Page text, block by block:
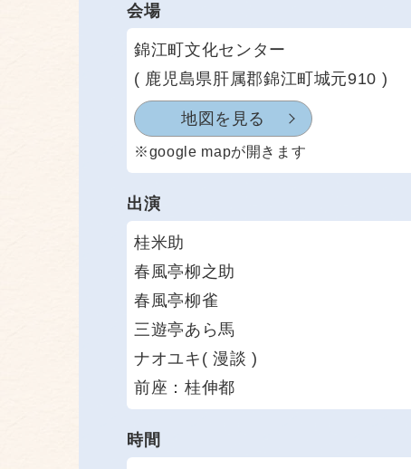
会場
錦江町文化センター
( 鹿児島県肝属郡錦江町城元910 )
地図を見る
※google mapが開きます
出演
桂米助
春風亭柳之助
春風亭柳雀
三遊亭あら馬
ナオユキ( 漫談 )
前座：桂伸都
時間